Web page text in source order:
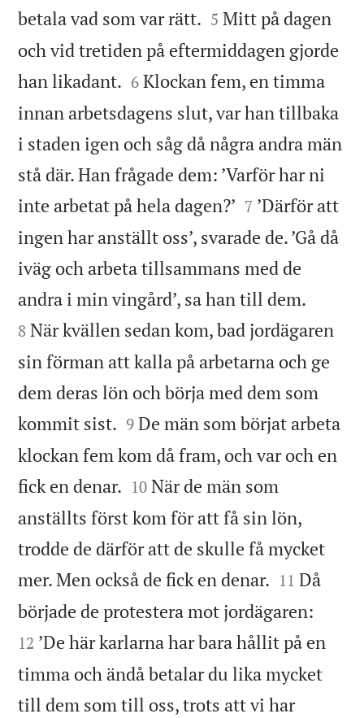
betala vad som var rätt. 

5 Mitt på dagen
och vid tretiden på eftermiddagen gjorde
han likadant. 

6 Klockan fem, en timma
innan arbetsdagens slut, var han tillbaka
i staden igen och såg då några andra män
stå där. Han frågade dem: ’Varför har ni
inte arbetat på hela dagen?’ 

7 ’Därför att
ingen har anställt oss’, svarade de. ’Gå då
iväg och arbeta tillsammans med de
andra i min vingård’, sa han till dem.
8 När kvällen sedan kom, bad jordägaren
sin förman att kalla på arbetarna och ge
dem deras lön och börja med dem som
kommit sist. 

9 De män som börjat arbeta
klockan fem kom då fram, och var och en
fick en denar. 

10 När de män som
anställts först kom för att få sin lön,
trodde de därför att de skulle få mycket
mer. Men också de fick en denar. 

11 Då
började de protestera mot jordägaren:
12 ’De här karlarna har bara hållit på en
timma och ändå betalar du lika mycket
till dem som till oss, trots att vi har